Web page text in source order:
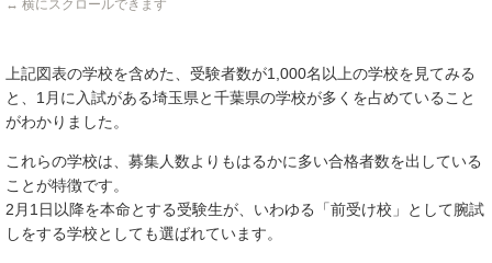
↔ 横にスクロールできます
上記図表の学校を含めた、受験者数が1,000名以上の学校を見てみる
と、1月に入試がある埼玉県と千葉県の学校が多くを占めていること
がわかりました。
これらの学校は、募集人数よりもはるかに多い合格者数を出している
ことが特徴です。
2月1日以降を本命とする受験生が、いわゆる「前受け校」として腕試
しをする学校としても選ばれています。